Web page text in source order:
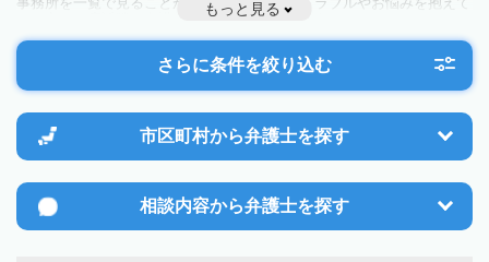
いる方は一度近隣の弁護士に相談してみましょう。
もっと見る
さらに条件を絞り込む
市区町村から弁護士を探す
相談内容から弁護士を探す